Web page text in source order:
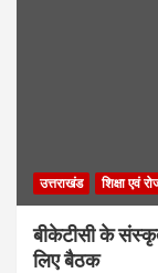
उत्तराखंड शिक्षा एवं
बीकेटीसी के
लिए बैठक